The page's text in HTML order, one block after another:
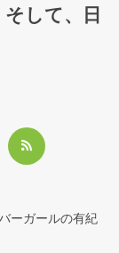
して、日
ーガールの有紀